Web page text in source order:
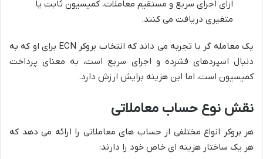
ازای اجرای سریع و مستقیم معاملات، کمیسیون ثابت یا
متغیری دریافت می کنند.
یک معامله گر با تجربه می داند که انتخاب بروکر ECN برای او که به
دنبال اسپردهای فشرده و اجرای سریع است، به معنای پرداخت
کمیسیون است، اما این هزینه برایش ارزش دارد.
نقش نوع حساب معاملاتی
هر بروکر انواع مختلفی از حساب های معاملاتی را ارائه می دهد که
هر یک ساختار هزینه ای خاص خود را دارند: